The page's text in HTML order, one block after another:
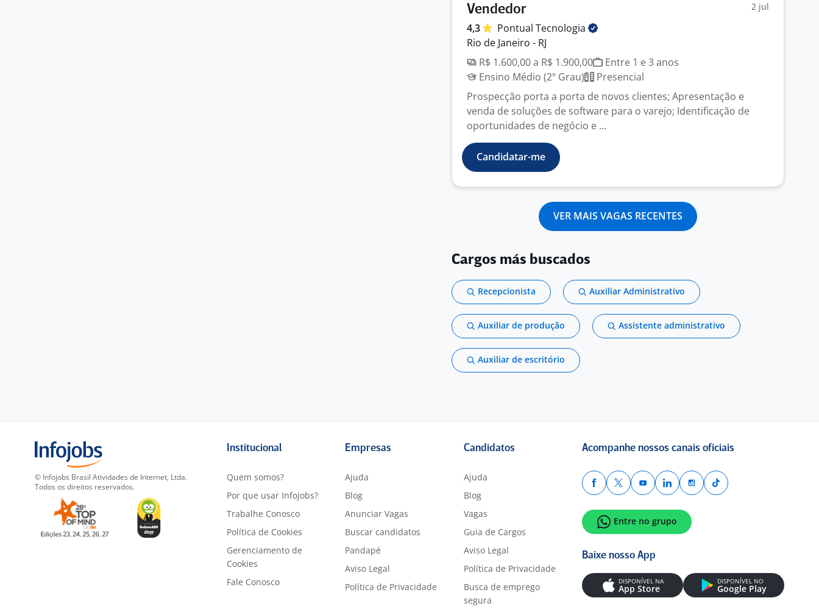
Vendedor 2 jul
4,3 Pontual Tecnologia
Rio de Janeiro - RJ
R$ 1.600,00 a R$ 1.900,00
Entre 1 e 3 anos
Ensino Médio (2º Grau)
Presencial
Prospecção porta a porta de novos clientes; Apresentação e
venda de soluções de software para o varejo; Identificação de
oportunidades de negócio e ...
Candidatar-me
VER MAIS VAGAS RECENTES
Cargos más buscados
Recepcionista Auxiliar Administrativo
Auxiliar de produção Assistente administrativo
Auxiliar de escritório
© Infojobs Brasil Atividades de Internet, Ltda.
Todos os direitos reservados.
Institucional
Quem somos?
Por que usar Infojobs?
Trabalhe Conosco
Política de Cookies
Gerenciamento de
Cookies
Fale Conosco
Empresas
Ajuda
Blog
Anunciar Vagas
Buscar candidatos
Pandapé
Aviso Legal
Política de Privacidade
Candidatos
Ajuda
Blog
Vagas
Guia de Cargos
Aviso Legal
Política de Privacidade
Busca de emprego
segura
Acompanhe nossos canais oficiais
Entre no grupo
Baixe nosso App
DISPONÍVEL NA
App Store
DISPONÍVEL NO
Google Play